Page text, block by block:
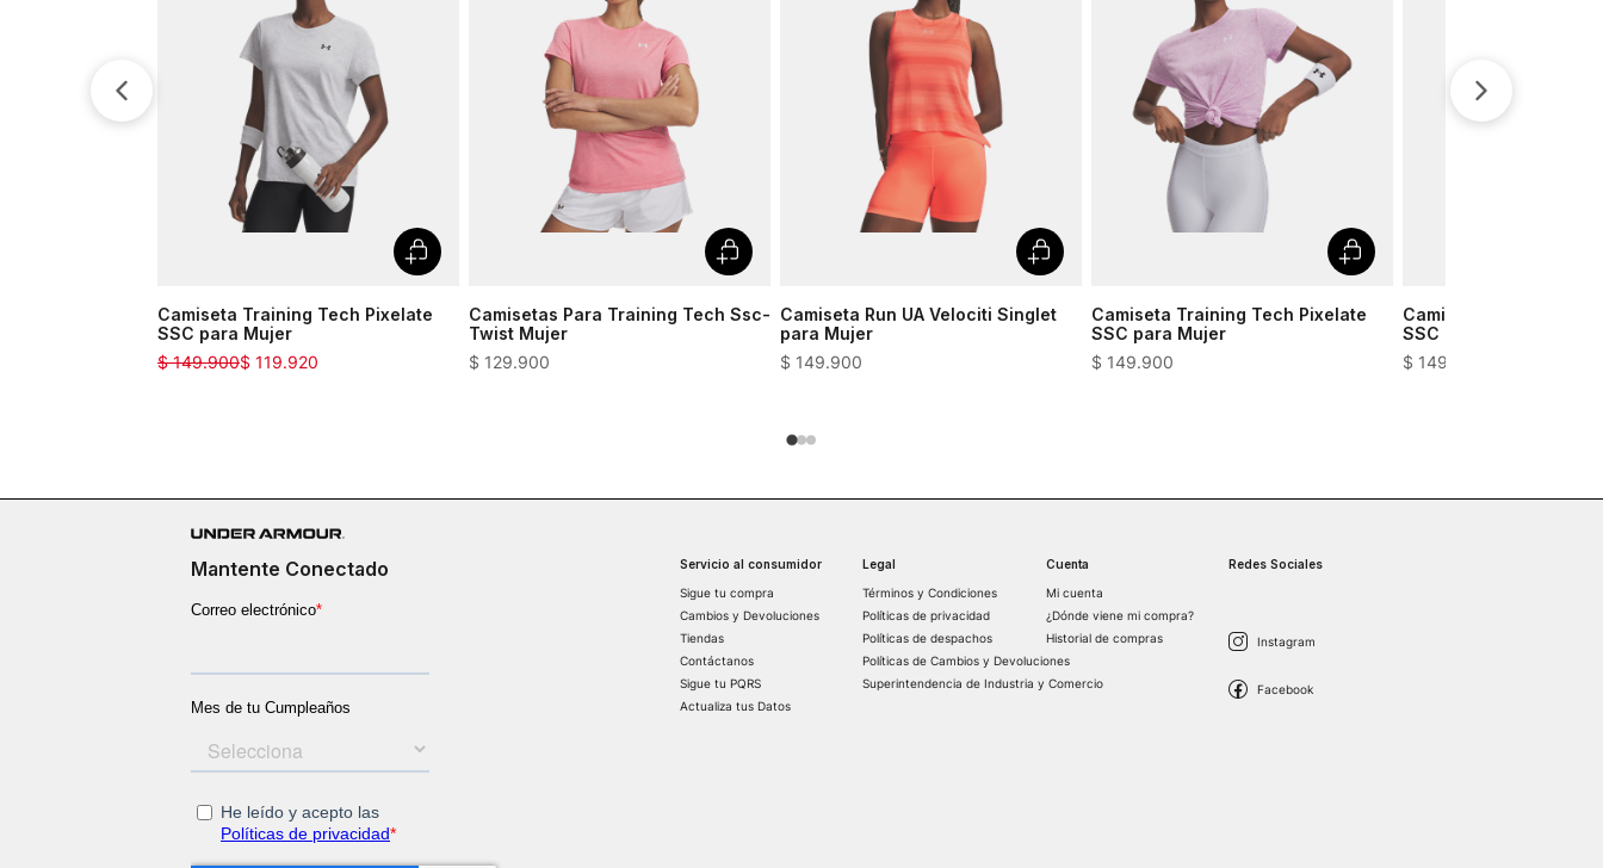
Camiseta Training Tech Pixelate
SSC para Mujer
$ 119.920
$ 149.900
Camisetas Para Training Tech Ssc-
Twist Mujer
$ 129.900
Camiseta Run UA Velociti Singlet
para Mujer
$ 149.900
Camiseta Training Tech Pixelate
SSC para Mujer
$ 149.900
Camiseta Training
SSC para Mujer
$ 149
Mantente Conectado
Servicio al consumidor
Sigue tu compra
Cambios y Devoluciones
Tiendas
Contáctanos
Sigue tu PQRS
Actualiza tus Datos
Legal
Términos y Condiciones
Políticas de privacidad
Políticas de despachos
Políticas de Cambios y Devoluciones
Superintendencia de Industria y Comercio
Cuenta
Mi cuenta
¿Dónde viene mi compra?
Historial de compras
Redes Sociales